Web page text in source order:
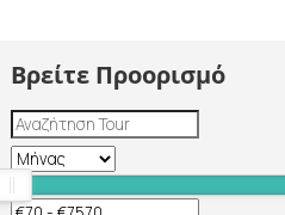
Βρείτε Προορισμό